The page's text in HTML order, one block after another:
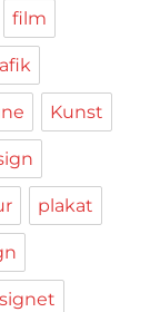
film
Kunst
plakat
signet